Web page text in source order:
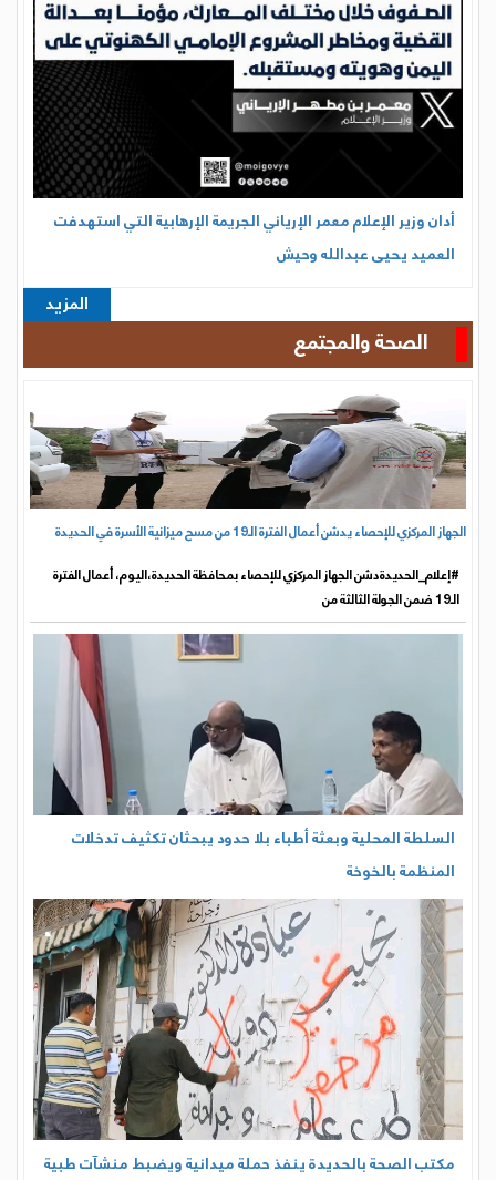
الصحة والمجتمع
الجهاز المركزي للإحصاء يدشن أعمال الفترة الـ19 من مسح ميزانية الأسرة في الحديدة
#إعلام_الحديدةدشن الجهاز المركزي للإحصاء بمحافظة الحديدة،اليوم، أعمال الفترة
السلطة المحلية وبعثة أطباء بلا حدود يبحثان تكثيف تدخلات
المنظمة بالخوخة
مكتب الصحة بالحديدة ينفذ حملة ميدانية ويضبط منشآت طبية
مخالفة في حيس
المزيد
الشباب والرياضة
سحب قرعة النسخة الرابعة من دوري شهداء الساحل الغربي بالخوخة